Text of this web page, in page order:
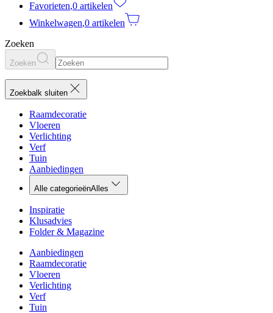
Favorieten,0 artikelen
Winkelwagen,0 artikelen
Zoeken
Zoeken
Zoekbalk sluiten
Raamdecoratie
Vloeren
Verlichting
Verf
Tuin
Aanbiedingen
Alle categorieënAlles
Inspiratie
Klusadvies
Folder & Magazine
Aanbiedingen
Raamdecoratie
Vloeren
Verlichting
Verf
Tuin